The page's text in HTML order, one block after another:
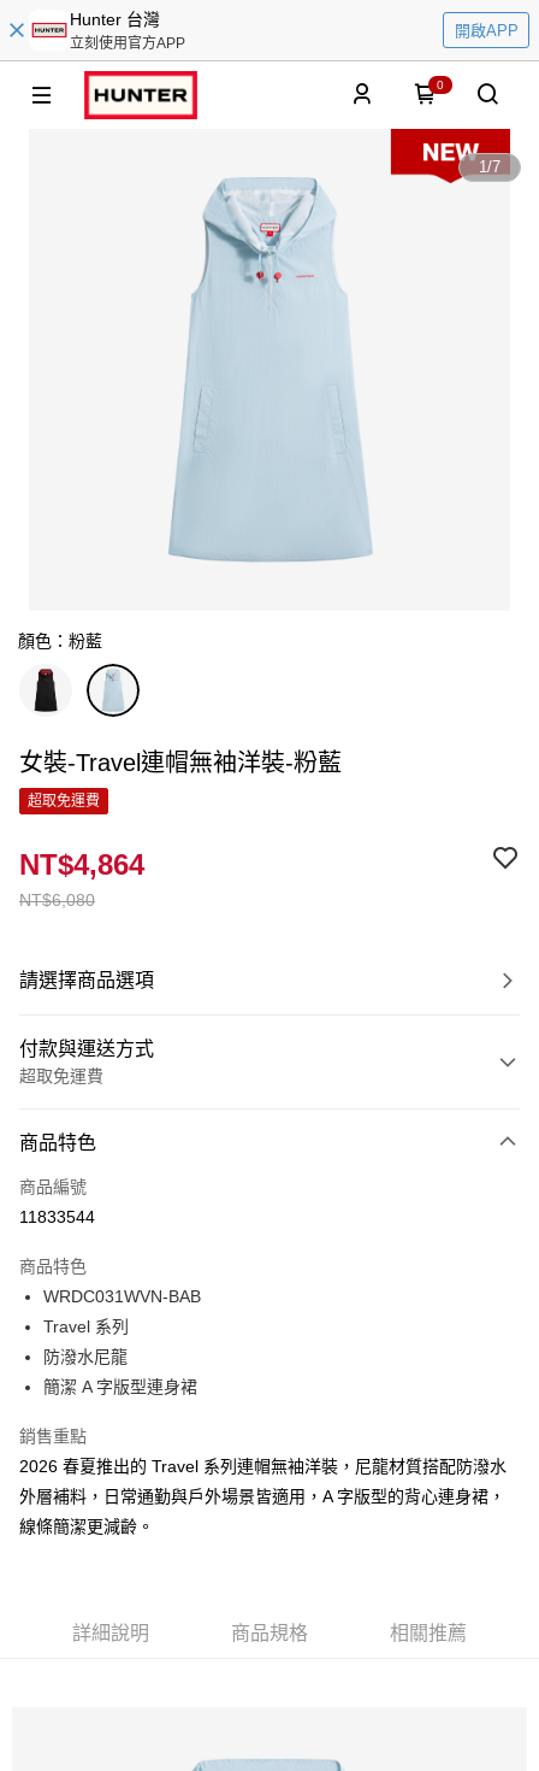
Hunter 台灣
立刻使用官方APP
開啟APP
0
1/7
顏色：粉藍
女裝-Travel連帽無袖洋裝-粉藍
超取免運費
NT$6,080
NT$4,864
請選擇商品選項
付款與運送方式
超取免運費
信用卡一次付款
LINE Pay
Google Pay
貨到付款
運送方式
付款後全家取貨
免運費
付款後萊爾富取貨
商品特色
商品編號
11833544
商品特色
WRDC031WVN-BAB
Travel 系列
防潑水尼龍
簡潔 A 字版型連身裙
銷售重點
2026 春夏推出的 Travel 系列連帽無袖洋裝，尼龍材質搭配防潑水
外層補料，日常通勤與戶外場景皆適用，A 字版型的背心連身裙，
線條簡潔更減齡。
詳細說明 商品規格 相關推薦